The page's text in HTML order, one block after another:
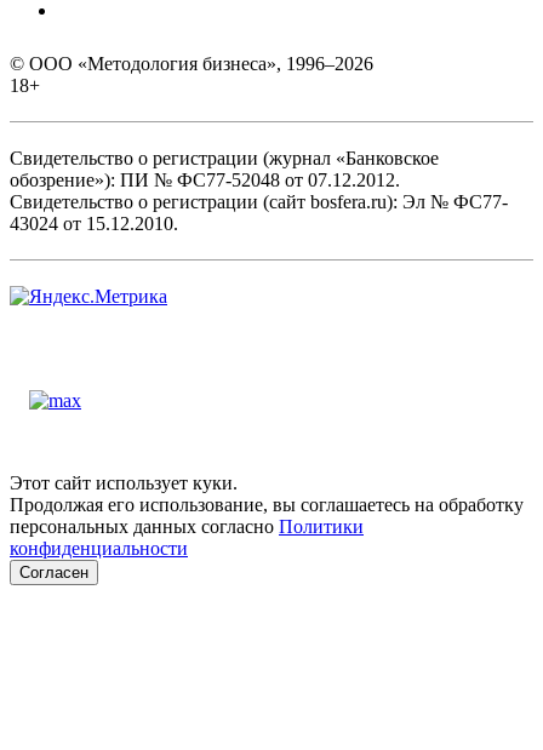
© ООО «Методология бизнеса», 1996–2026
18+
Свидетельство о регистрации (журнал «Банковское
обозрение»): ПИ № ФС77-52048 от 07.12.2012.
Свидетельство о регистрации (сайт bosfera.ru): Эл № ФС77-
43024 от 15.12.2010.
Этот сайт использует куки.
Продолжая его использование, вы соглашаетесь на обработку
персональных данных согласно Политики
конфиденциальности
Согласен